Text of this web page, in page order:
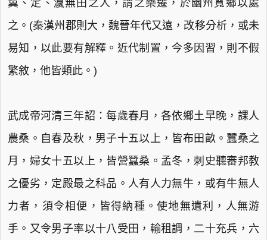
冀、定、瀛無田之人，謂之樂遷，於幽州寬鄉以處
之。(秦漢州郡則大，魏晉年代又遠，改移分析，或未
易知，以此要有解釋。近代制置，今多因習，則不假
繁敘，他皆類此。)
武成帝河清三年詔：每歲春月，各依鄉土早晚，課人
農桑。自春及秋，男子十五以上，皆布田畝。蠶桑之
月，婦女十五以上，皆營蠶桑。孟冬，刺史聽審邦教
之優劣，定殿最之科品。人有人力無牛，或有牛無人
力者，須令相便，皆得納種。使地無遺利，人無游
手。又令男子率以十八受田，輸租調，二十充兵，六